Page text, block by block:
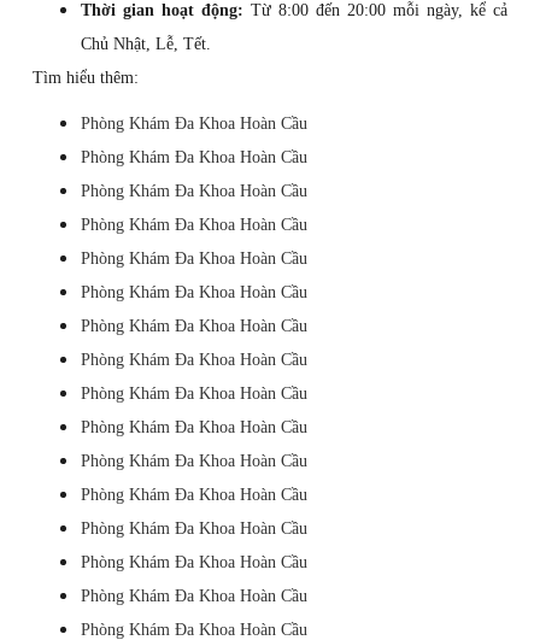
Thời gian hoạt động: Từ 8:00 đến 20:00 mỗi ngày, kể cả
Chủ Nhật, Lễ, Tết.
Tìm hiểu thêm:
Phòng Khám Đa Khoa Hoàn Cầu
Phòng Khám Đa Khoa Hoàn Cầu
Phòng Khám Đa Khoa Hoàn Cầu
Phòng Khám Đa Khoa Hoàn Cầu
Phòng Khám Đa Khoa Hoàn Cầu
Phòng Khám Đa Khoa Hoàn Cầu
Phòng Khám Đa Khoa Hoàn Cầu
Phòng Khám Đa Khoa Hoàn Cầu
Phòng Khám Đa Khoa Hoàn Cầu
Phòng Khám Đa Khoa Hoàn Cầu
Phòng Khám Đa Khoa Hoàn Cầu
Phòng Khám Đa Khoa Hoàn Cầu
Phòng Khám Đa Khoa Hoàn Cầu
Phòng Khám Đa Khoa Hoàn Cầu
Phòng Khám Đa Khoa Hoàn Cầu
Phòng Khám Đa Khoa Hoàn Cầu